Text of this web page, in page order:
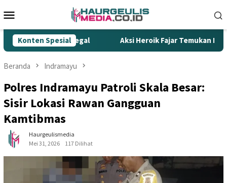
ke
Mobile
Konten Spesial
Rokok Ilegal Aksi Heroik Fajar Temukan Bocah
Beranda Indramayu
Polres Indramayu Patroli Skala Besar:
Sisir Lokasi Rawan Gangguan
Kamtibmas
Haurgeulismedia
Mei 31, 2026
117 Dilihat